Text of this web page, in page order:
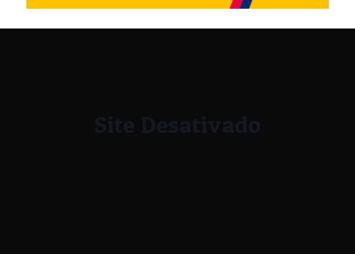
Site Desativado